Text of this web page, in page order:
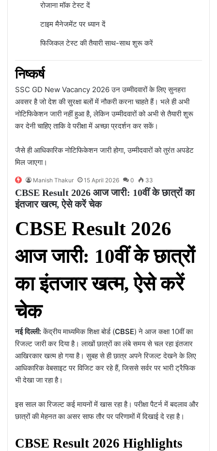
रोजाना मॉक टेस्ट दें
टाइम मैनेजमेंट पर ध्यान दें
फिजिकल टेस्ट की तैयारी साथ-साथ शुरू करें
निष्कर्ष
SSC GD New Vacancy 2026 उन उम्मीदवारों के लिए सुनहरा
अवसर है जो देश की सुरक्षा बलों में नौकरी करना चाहते हैं। भले ही अभी
नोटिफिकेशन जारी नहीं हुआ है, लेकिन उम्मीदवारों को अभी से तैयारी शुरू
कर देनी चाहिए ताकि वे परीक्षा में अच्छा प्रदर्शन कर सकें।
जैसे ही आधिकारिक नोटिफिकेशन जारी होगा, उम्मीदवारों को तुरंत अपडेट
मिल जाएगा।
Manish Thakur 15 April 2026 0 33
CBSE Result 2026 आज जारी: 10वीं के छात्रों का
इंतजार खत्म, ऐसे करें चेक
CBSE Result 2026
आज जारी: 10वीं के छात्रों
का इंतजार खत्म, ऐसे करें
चेक
नई दिल्ली:केंद्रीय माध्यमिक शिक्षा बोर्ड (CBSE) ने आज कक्षा 10वीं का
रिजल्ट जारी कर दिया है। लाखों छात्रों का लंबे समय से चल रहा इंतजार
आखिरकार खत्म हो गया है। सुबह से ही छात्र अपने रिजल्ट देखने के लिए
आधिकारिक वेबसाइट पर विजिट कर रहे हैं, जिससे सर्वर पर भारी ट्रैफिक
भी देखा जा रहा है।
इस साल का रिजल्ट कई मायनों में खास रहा है। परीक्षा पैटर्न में बदलाव और
छात्रों की मेहनत का असर साफ तौर पर परिणामों में दिखाई दे रहा है।
CBSE Result 2026 Highlights